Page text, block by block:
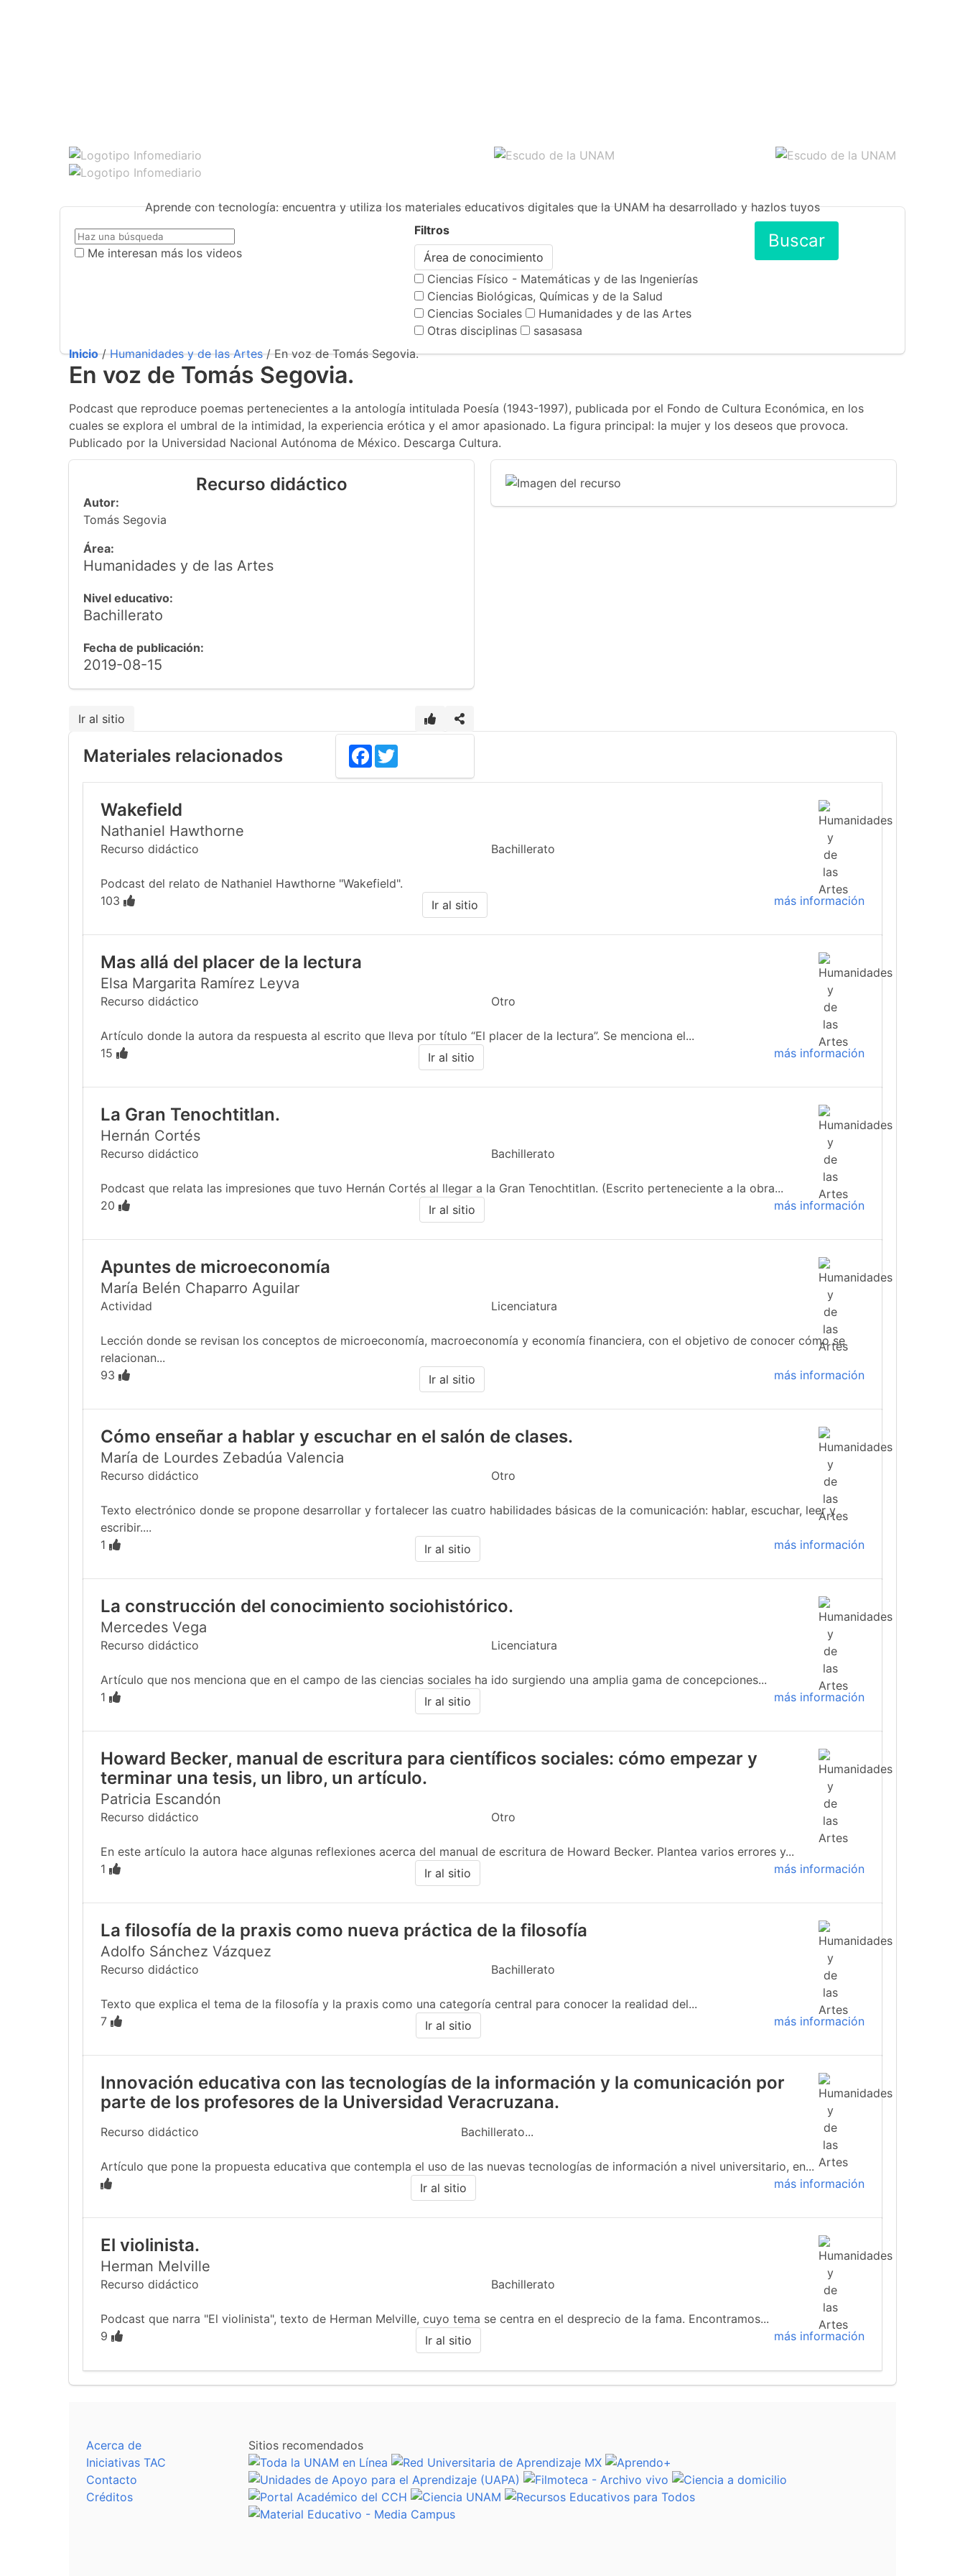
Aprende con tecnología: encuentra y utiliza los materiales educativos digitales que la UNAM ha desarrollado y hazlos tuyos
Me interesan más los videos
Filtros
Área de conocimiento
Ciencias Físico - Matemáticas y de las Ingenierías
Ciencias Biológicas, Químicas y de la Salud
Ciencias Sociales
Humanidades y de las Artes
Otras disciplinas
sasasasa
Buscar
Inicio/Humanidades y de las Artes/ En voz de Tomás Segovia.
En voz de Tomás Segovia.
Podcast que reproduce poemas pertenecientes a la antología intitulada Poesía (1943-1997), publicada por el Fondo de Cultura Económica, en los
cuales se explora el umbral de la intimidad, la experiencia erótica y el amor apasionado. La figura principal: la mujer y los deseos que provoca.
Publicado por la Universidad Nacional Autónoma de México. Descarga Cultura.
Recurso didáctico
Autor:
Tomás Segovia
Área:
Humanidades y de las Artes
Nivel educativo:
Bachillerato
Fecha de publicación:
2019-08-15
Ir al sitio
Facebook
Materiales relacionados
Wakefield
Nathaniel Hawthorne
Recurso didáctico Bachillerato
Podcast del relato de Nathaniel Hawthorne "Wakefield".
103
más información
Ir al sitio
Mas allá del placer de la lectura
Elsa Margarita Ramírez Leyva
Recurso didáctico Otro
Artículo donde la autora da respuesta al escrito que lleva por título “El placer de la lectura”. Se menciona el...
15
más información
Ir al sitio
La Gran Tenochtitlan.
Hernán Cortés
Recurso didáctico Bachillerato
Podcast que relata las impresiones que tuvo Hernán Cortés al llegar a la Gran Tenochtitlan. (Escrito perteneciente a la obra...
20
más información
Ir al sitio
Apuntes de microeconomía
María Belén Chaparro Aguilar
Actividad Licenciatura
Lección donde se revisan los conceptos de microeconomía, macroeconomía y economía financiera, con el objetivo de conocer cómo se
relacionan...
93
más información
Ir al sitio
Cómo enseñar a hablar y escuchar en el salón de clases.
María de Lourdes Zebadúa Valencia
Recurso didáctico Otro
Texto electrónico donde se propone desarrollar y fortalecer las cuatro habilidades básicas de la comunicación: hablar, escuchar, leer y
escribir....
1
más información
Ir al sitio
La construcción del conocimiento sociohistórico.
Mercedes Vega
Recurso didáctico Licenciatura
Artículo que nos menciona que en el campo de las ciencias sociales ha ido surgiendo una amplia gama de concepciones...
1
más información
Ir al sitio
Howard Becker, manual de escritura para científicos sociales: cómo empezar y
terminar una tesis, un libro, un artículo.
Patricia Escandón
Recurso didáctico Otro
En este artículo la autora hace algunas reflexiones acerca del manual de escritura de Howard Becker. Plantea varios errores y...
1
más información
Ir al sitio
La filosofía de la praxis como nueva práctica de la filosofía
Adolfo Sánchez Vázquez
Recurso didáctico Bachillerato
Texto que explica el tema de la filosofía y la praxis como una categoría central para conocer la realidad del...
7
más información
Ir al sitio
Innovación educativa con las tecnologías de la información y la comunicación por
parte de los profesores de la Universidad Veracruzana.
Recurso didáctico Bachillerato...
Artículo que pone la propuesta educativa que contempla el uso de las nuevas tecnologías de información a nivel universitario, en...
más información
Ir al sitio
El violinista.
Herman Melville
Recurso didáctico Bachillerato
Podcast que narra "El violinista", texto de Herman Melville, cuyo tema se centra en el desprecio de la fama. Encontramos...
9
más información
Ir al sitio
Acerca de
Iniciativas TAC
Contacto
Créditos
Sitios recomendados